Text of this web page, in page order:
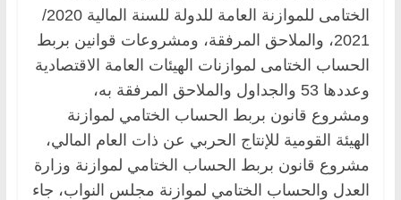
الختامى للموازنة العامة للدولة للسنة المالية 2020/
2021، والملاحق المرفقة، ومشروعات قوانين بربط
الحساب الختامى لموازنات الهيئات العامة الاقتصادية
وعددها 53 والجداول والملاحق المرفقة به،
ومشروع قانون بربط الحساب الختامي لموازنة
الهيئة القومية للإنتاج الحربي عن ذات العام المالي،
مشروع قانون بربط الحساب الختامي لموازنة وزارة
العدل والحساب الختامي لموازنة مجلس النواب، جاء